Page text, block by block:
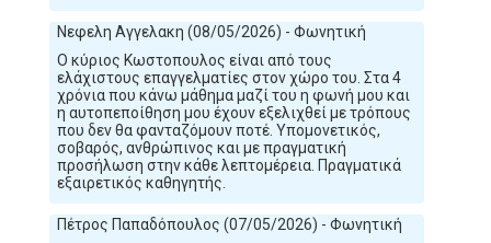
Νεφελη Αγγελακη (08/05/2026) - Φωνητική
Ο κύριος Κωστοπουλος είναι από τους
ελάχιστους επαγγελματίες στον χώρο του. Στα 4
χρόνια που κάνω μάθημα μαζί του η φωνή μου και
η αυτοπεποίθηση μου έχουν εξελιχθεί με τρόπους
που δεν θα φανταζόμουν ποτέ. Υπομονετικός,
σοβαρός, ανθρώπινος και με πραγματική
προσήλωση στην κάθε λεπτομέρεια. Πραγματικά
εξαιρετικός καθηγητής.
Πέτρος Παπαδόπουλος (07/05/2026) - Φωνητική